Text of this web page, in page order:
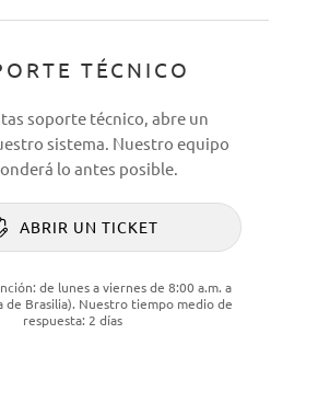
TÉCNICO
soporte técnico, abre un
sistema. Nuestro equipo
lo antes posible.
ABRIR UN TICKET
de lunes a viernes de 8:00 a.m. a
de Brasilia). Nuestro tiempo medio de
respuesta: 2 días